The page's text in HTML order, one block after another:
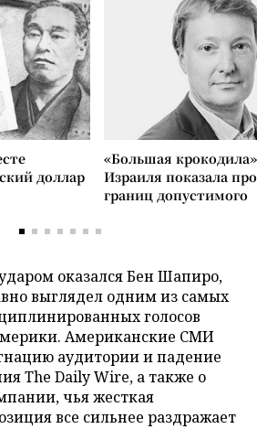
доллар
«Большая
Израиля показала
границ допустимого
оказался Бен Шапиро,
выглядел одним из самых
голосов
Американские СМИ
аудитории и падение
The Daily Wire, а также о
чья жесткая
все сильнее раздражает